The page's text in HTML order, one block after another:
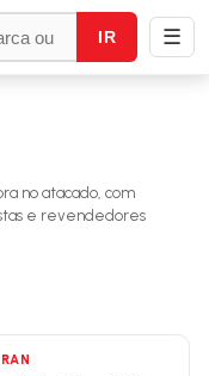
IR ☰
no atacado, com
e revendedores